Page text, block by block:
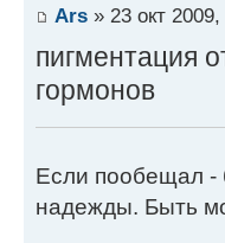
Ars » 23 окт
пигментация
гормонов
Если пообещал -
надежды. Быть